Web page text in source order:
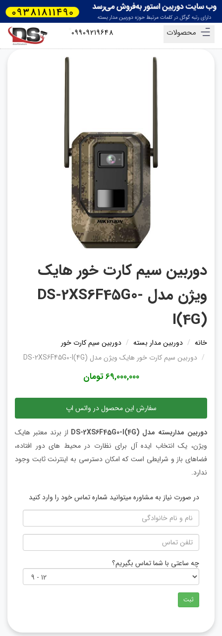
محصولات 09909219648
دوربین سیم کارت خور هایک
ویژن مدل DS-2XS6F45G0-
I(4G)
خانه دوربین مدار بسته
دوربین سیم کارت خور
دوربین سیم کارت خور هایک ویژن مدل DS-2XS6F45G0-I(4G)
69,000,000 تومان
سفارش این محصول در واتس اپ
دوربین مداربسته مدل DS-2XS6F45G0-I(4G)
از برند معتبر هایک
ویژن، یک انتخاب ایده آل برای نظارت در محیط های دور افتاده،
فضاهای باز و شرایطی است که امکان دسترسی به اینترنت ثابت وجود
ندارد.
در صورت نیاز به مشاوره میتوانید شماره تماس خود را وارد کنید
چه ساعتی با شما تماس بگیریم؟
ثبت